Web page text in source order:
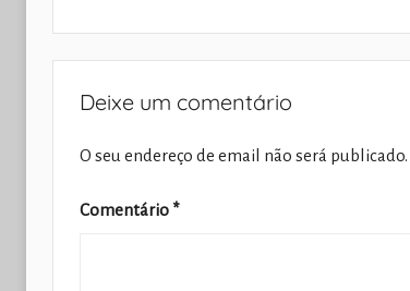
Deixe um comentário
O seu endereço de email não será publicado.
Comentário *